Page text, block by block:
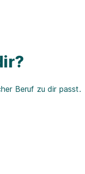
Beruf zu dir passt.